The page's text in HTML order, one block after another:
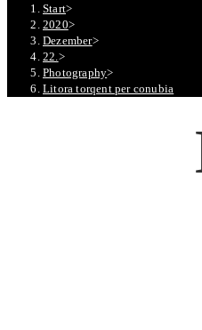
Start>
2020>
Dezember>
22. >
Photography>
Litora torqent per conubia